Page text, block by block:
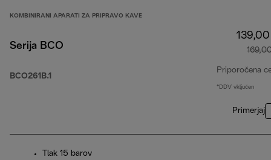
KOMBINIRANI APARATI ZA PRIPRAVO KAVE
Serija BCO
BCO261B.1
Priporočena
*DDV vključen
Primerjaj
Tlak 15 barov